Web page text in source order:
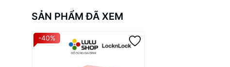
SẢN PHẨM ĐÃ XEM
-40%